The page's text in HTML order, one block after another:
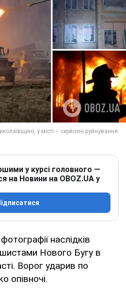
у курсі головного —
на Новини на OBOZ.UA у
наслідків
Нового Бугу в
Ворог ударив по
опівночі.